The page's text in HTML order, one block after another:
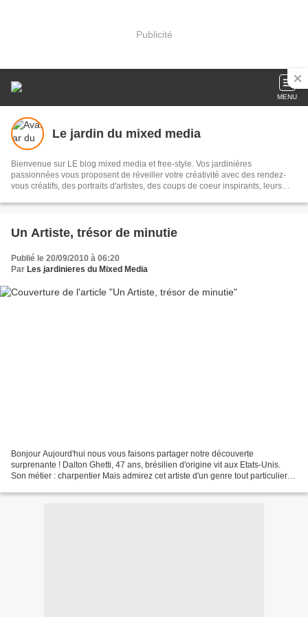
Publicité
MENU
Le jardin du mixed media
Bienvenue sur LE blog mixed media et free-style. Vos jardinières
passionnées vous proposent de réveiller votre créativité avec des rendez-
vous créatifs, des portraits d'artistes, des coups de coeur inspirants, leurs
Un Artiste, trésor de minutie
Publié le 20/09/2010 à 06:20
Par Les jardinieres du Mixed Media
Bonjour Aujourd'hui nous vous faisons partager notre découverte
surprenante ! Dalton Ghetti, 47 ans, brésilien d'origine vit aux Etats-Unis.
Son métier : charpentier Mais admirez cet artiste d'un genre tout particulier :